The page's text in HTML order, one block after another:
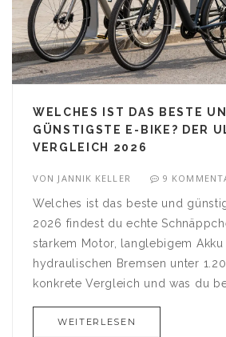
WELCHES IST DAS BESTE
GÜNSTIGSTE E-BIKE? DER
VERGLEICH 2026
VON JANNIK KELLER 9
Welches ist das beste und
2026 findest du echte
starkem Motor, langlebigem Akku
hydraulischen Bremsen unter
konkrete Vergleich und was du
WEITERLESEN